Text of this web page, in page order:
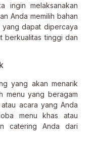
ingin melaksanakan
Anda memilih bahan
dapat dipercaya
berkualitas tinggi dan
yang akan menarik
menu yang beragam
acara yang Anda
menu khas atau
catering Anda dari